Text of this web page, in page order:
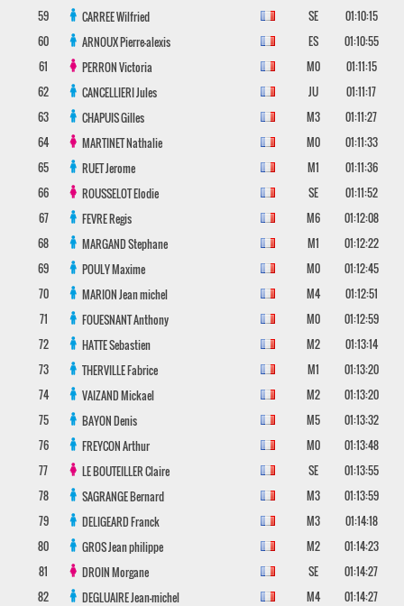
59 CARREEWilfried SE
01:10:15
60
ARNOUXPierre-alexis ES
01:10:55
61
PERRONVictoria M0
01:11:15
62
CANCELLIERIJules JU
01:11:17
63
CHAPUISGilles M3
01:11:27
64
MARTINETNathalie M0
01:11:33
65
RUETJerome M1
01:11:36
66
ROUSSELOTElodie SE
01:11:52
67
FEVRERegis M6
01:12:08
68
MARGANDStephane M1
01:12:22
69
POULYMaxime M0
01:12:45
70
MARIONJean michel M4
01:12:51
71
FOUESNANTAnthony M0
01:12:59
72
HATTESebastien M2
01:13:14
73
THERVILLEFabrice M1
01:13:20
74
VAIZANDMickael M2
01:13:20
75
BAYONDenis M5
01:13:32
76
FREYCONArthur M0
01:13:48
77
LE BOUTEILLERClaire SE
01:13:55
78
SAGRANGEBernard M3
01:13:59
79
DELIGEARDFranck M3
01:14:18
80
GROSJean philippe M2
01:14:23
81
DROINMorgane SE
01:14:27
82
DEGLUAIREJean-michel M4
01:14:27